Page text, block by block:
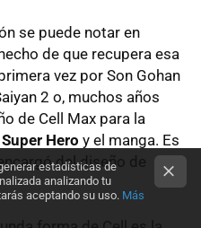
se puede notar en
de que recupera esa
vez por Son Gohan
2 o, muchos años
de Cell Max para la
Hero y el manga. Es
del diseño de
estadísticas de
analizando tu
aceptando su uso. Más